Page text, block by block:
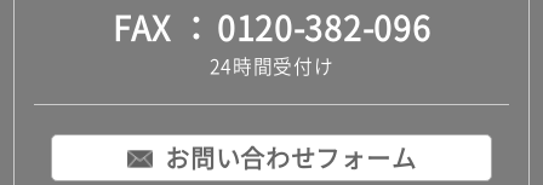
FAX 0120-382-096
24時間受付け
お問い合わせフォーム